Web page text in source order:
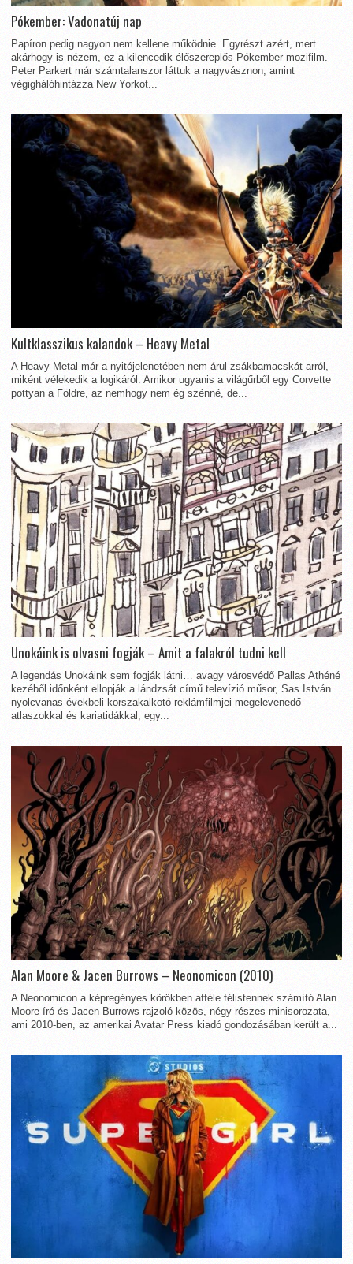
Pókember: Vadonatúj nap
Papíron pedig nagyon nem kellene működnie. Egyrészt azért, mert
akárhogy is nézem, ez a kilencedik élőszereplős Pókember mozifilm.
Peter Parkert már számtalanszor láttuk a nagyvásznon, amint
végighálóhintázza New Yorkot...
Kultklasszikus kalandok – Heavy Metal
A Heavy Metal már a nyitójelenetében nem árul zsákbamacskát arról,
miként vélekedik a logikáról. Amikor ugyanis a világűrből egy Corvette
pottyan a Földre, az nemhogy nem ég szénné, de...
Unokáink is olvasni fogják – Amit a falakról tudni kell
A legendás Unokáink sem fogják látni… avagy városvédő Pallas Athéné
kezéből időnként ellopják a lándzsát című televízió műsor, Sas István
nyolcvanas évekbeli korszakalkotó reklámfilmjei megelevenedő
atlaszokkal és kariatidákkal, egy...
Alan Moore & Jacen Burrows – Neonomicon (2010)
A Neonomicon a képregényes körökben afféle félistennek számító Alan
Moore író és Jacen Burrows rajzoló közös, négy részes minisorozata,
ami 2010-ben, az amerikai Avatar Press kiadó gondozásában került a...